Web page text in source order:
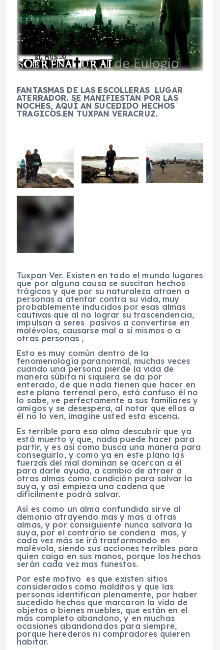
FANTASMAS DE LAS ESCOLLERAS LUGAR
ATERRADOR. SE MANIFIESTAN POR LAS
NOCHES, AQUÍ AN SUCEDIDO HECHOS
TRAGICOS.EN TUXPAN VERACRUZ.
Tuxpan Ver. Existen en todo el mundo lugares
que por alguna causa se suscitan hechos
trágicos y que por su naturaleza atraen a
personas a atentar contra su vida, muy
probablemente inducidos por esas almas
cautivas que al no lograr su trascendencia,
impulsan a seres pasivos a convertirse en
malévolos, causarse mal a sí mismos o a
otras personas ,
Esto es muy común dentro de la
fenomenología paranormal, muchas veces
cuando una persona pierde la vida de
manera súbita ni siquiera se da por
enterado, de que nada tienen que hacer en
este plano terrenal pero, está confuso él no
lo sabe, ve perfectamente a sus familiares y
amigos y se desespera, al notar que ellos a
él no lo ven, imagine usted esta escena.
Es terrible para esa alma descubrir que ya
está muerto y que, nada puede hacer para
partir, y es así como busca una manera para
conseguirlo, y como ya en este plano las
fuerzas del mal dominan se acercan a él
para darle ayuda, a cambio de atraer a
otras almas como condición para salvar la
suya, y así empieza una cadena que
difícilmente podrá salvar.
Así es como un alma confundida sirve al
demonio atrayendo mas y mas a otras
almas, y por consiguiente nunca salvara la
suya, por el contrario se condena mas, y
cada vez más se irá trasformando en
malévola, siendo sus acciones terribles para
quien caiga en sus manos, porque los hechos
serán cada vez mas funestos.
Por este motivo es que existen sitios
considerados como malditos y que las
personas identifican plenamente, por haber
sucedido hechos que marcaron la vida de
objetos o bienes muebles, que están en el
más completo abandono, y en muchas
ocasiones abandonados para siempre,
porque herederos ni compradores quieren
habitar.